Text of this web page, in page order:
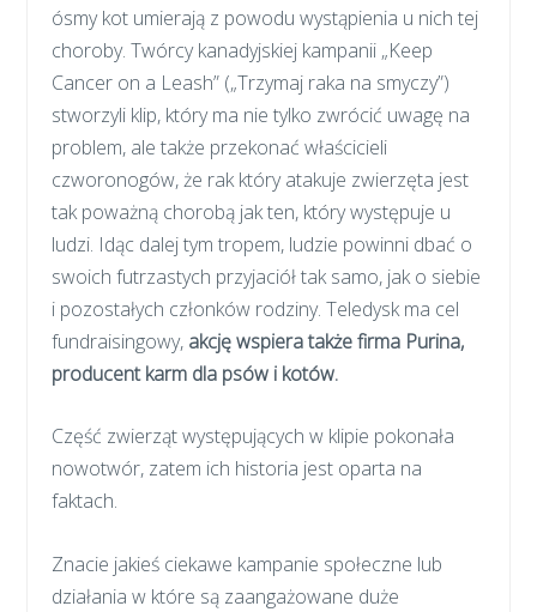
ósmy kot umierają z powodu wystąpienia u nich tej
choroby. Twórcy kanadyjskiej kampanii „Keep
Cancer on a Leash” („Trzymaj raka na smyczy”)
stworzyli klip, który ma nie tylko zwrócić uwagę na
problem, ale także przekonać właścicieli
czworonogów, że rak który atakuje zwierzęta jest
tak poważną chorobą jak ten, który występuje u
ludzi. Idąc dalej tym tropem, ludzie powinni dbać o
swoich futrzastych przyjaciół tak samo, jak o siebie
i pozostałych członków rodziny. Teledysk ma cel
fundraisingowy, akcję wspiera także firma Purina,
producent karm dla psów i kotów.
Część zwierząt występujących w klipie pokonała
nowotwór, zatem ich historia jest oparta na
faktach.
Znacie jakieś ciekawe kampanie społeczne lub
działania w które są zaangażowane duże